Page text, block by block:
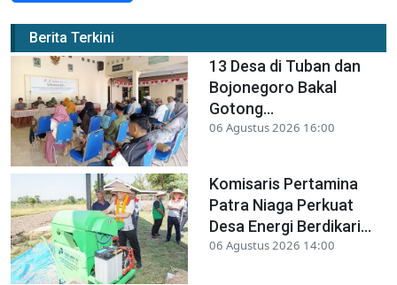
Berita Terkini
13 Desa di Tuban dan
Bojonegoro Bakal
Gotong...
06 Agustus 2026 16:00
Komisaris Pertamina
Patra Niaga Perkuat
Desa Energi Berdikari...
06 Agustus 2026 14:00